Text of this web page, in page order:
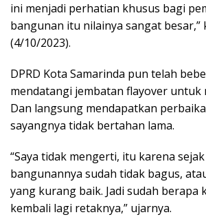
ini menjadi perhatian khusus bagi
bangunan itu nilainya sangat besar,”
(4/10/2023).
DPRD Kota Samarinda pun telah
mendatangi jembatan flayover untuk
Dan langsung mendapatkan
sayangnya tidak bertahan lama.
“Saya tidak mengerti, itu karena
bangunannya sudah tidak bagus,
yang kurang baik. Jadi sudah berapa
kembali lagi retaknya,” ujarnya.